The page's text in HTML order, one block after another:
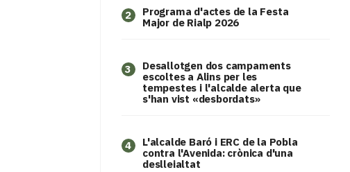
2
Programa d'actes de la Festa
Major de Rialp 2026
3
​Desallotgen dos campaments
escoltes a Alins per les
tempestes i l'alcalde alerta que
s'han vist «desbordats»
4
L'alcalde Baró i ERC de la Pobla
contra l'Avenida: crònica d'una
deslleialtat